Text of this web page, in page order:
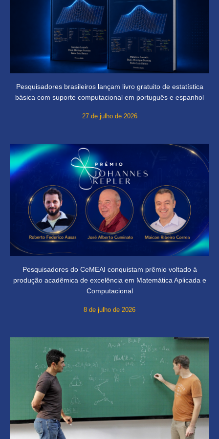
Pesquisadores brasileiros lançam livro gratuito de estatística
básica com suporte computacional em português e espanhol
27 de julho de 2026
Pesquisadores do CeMEAI conquistam prêmio voltado à
produção acadêmica de excelência em Matemática Aplicada e
Computacional
8 de julho de 2026